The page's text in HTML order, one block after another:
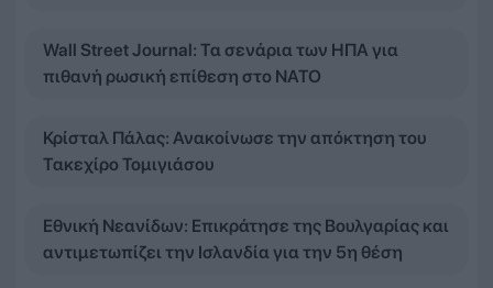
Wall Street Journal: Τα σενάρια των ΗΠΑ για
πιθανή ρωσική επίθεση στο ΝΑΤΟ
Κρίσταλ Πάλας: Ανακοίνωσε την απόκτηση του
Τακεχίρο Τομιγιάσου
Εθνική Νεανίδων: Επικράτησε της Βουλγαρίας και
αντιμετωπίζει την Ισλανδία για την 5η θέση